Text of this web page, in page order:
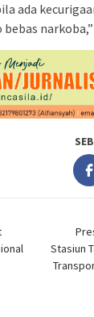
ada
Stasiun